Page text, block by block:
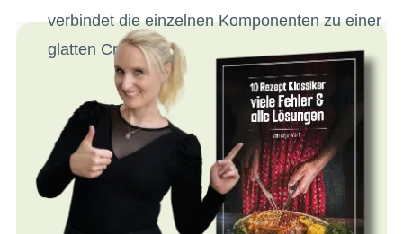
verbindet die einzelnen Komponenten zu einer
glatten Creme.